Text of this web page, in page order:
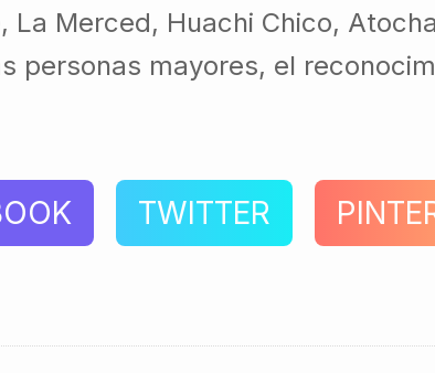
La Merced, Huachi Chico,
personas mayores, el
TWITTER